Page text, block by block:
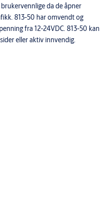
da de åpner
813-50 har omvendt og
fra 12-24VDC. 813-50 kan
eller aktiv innvendig.